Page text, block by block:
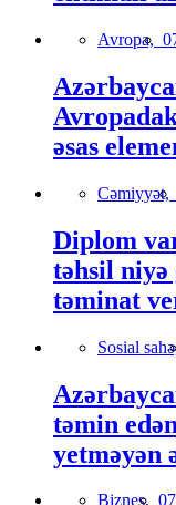
Avropa,
əsas
Cəmiyyət,
Diplom
təhsil niyə
təminat
Sosial
təmin
yetməyən
Biznes,